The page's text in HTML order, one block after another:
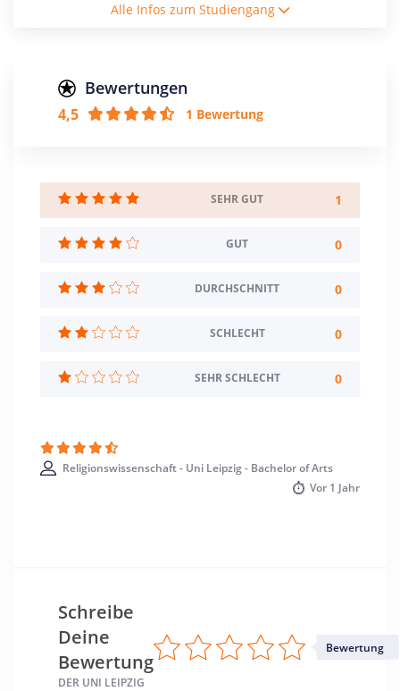
Vollzeitstudium
Creditpoints
6 Semester
Sprache
Deutsch
Studienbeginn
Leipzig >> Leipzig, Stadt
Alle Infos zum Studiengang
Bewertungen
4,5 1 Bewertung
SEHR GUT 1
GUT 0
DURCHSCHNITT 0
SCHLECHT 0
SEHR SCHLECHT 0
Religionswissenschaft - Uni Leipzig - Bachelor of Arts
Vor 1 Jahr
Schreibe
Deine
Bewertung
DER UNI LEIPZIG
Bewertung